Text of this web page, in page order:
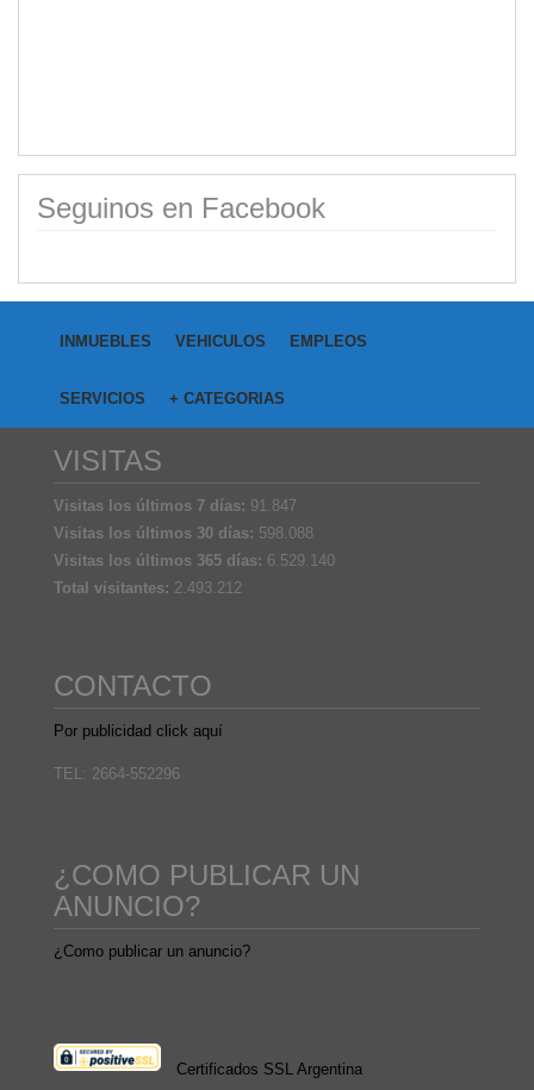
Seguinos en Facebook
INMUEBLES VEHICULOS EMPLEOS
SERVICIOS + CATEGORIAS
VISITAS
Visitas los últimos 7 días: 91.847
Visitas los últimos 30 días: 598.088
Visitas los últimos 365 días: 6.529.140
Total visitantes: 2.493.212
CONTACTO
Por publicidad click aquí
TEL: 2664-552296
¿COMO PUBLICAR UN
ANUNCIO?
¿Como publicar un anuncio?
Certificados SSL Argentina